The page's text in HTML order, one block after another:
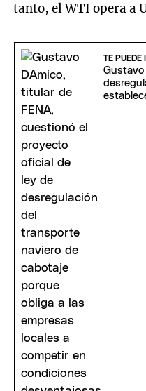
tanto, el WTI opera a
TE PUEDE
Gustavo